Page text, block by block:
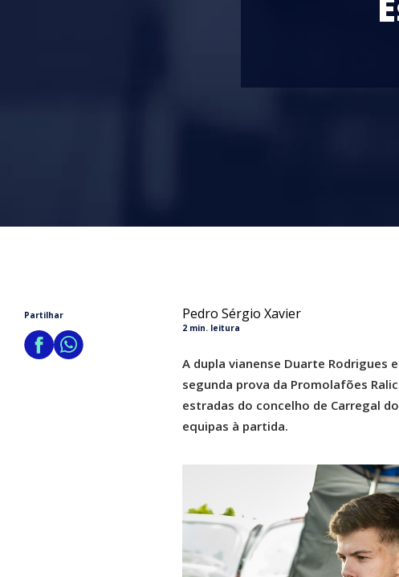
Partilhar Pedro Sérgio Xavier
2 min. leitura
A dupla vianense Duarte Rodrigues
segunda prova da Promolafões
estradas do concelho de Carregal
equipas à partida.